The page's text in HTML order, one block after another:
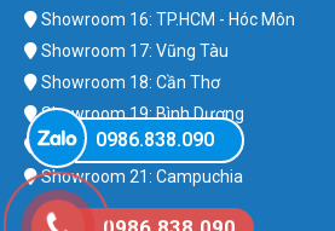
Showroom 16: TP.HCM - Hóc Môn
Showroom 17: Vũng Tàu
Showroom 18: Cần Thơ
Showroom 19: Bình Dương
Showroom 20: Bình Phước
Showroom 21: Campuchia
0986.838.090